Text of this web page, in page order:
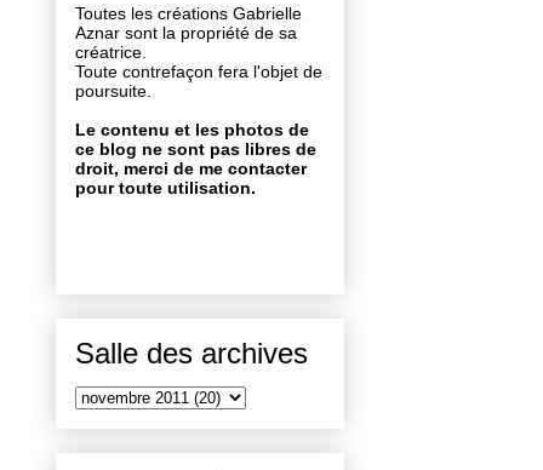
Toutes les créations Gabrielle
Aznar sont la propriété de sa
créatrice.
Toute contrefaçon fera l'objet de
poursuite.
Le contenu et les photos de
ce blog ne sont pas libres de
droit, merci de me contacter
pour toute utilisation.
Salle des archives